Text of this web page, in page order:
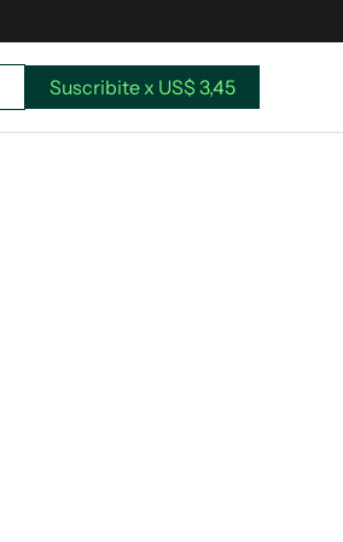
Suscribite x US$ 3,45